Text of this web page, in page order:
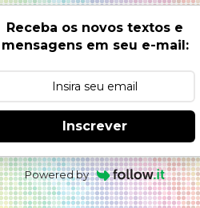
Receba os novos textos e
mensagens em seu e-mail:
Inscrever
Powered by